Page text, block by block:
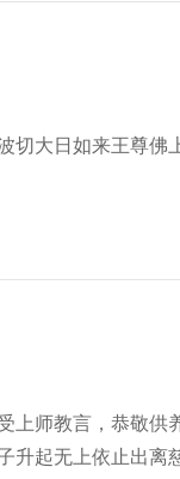
切大日如来王尊
上师教言，恭敬
升起无上依止出